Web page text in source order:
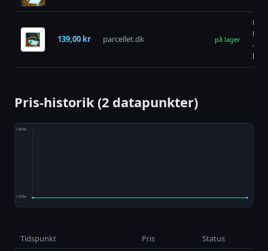
139,00 kr parcellet.dk på lager
–
Pris-historik (2 datapunkter)
Tidspunkt Pris Status